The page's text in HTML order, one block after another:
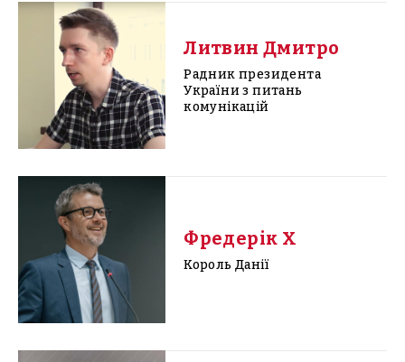
Литвин Дмитро
Радник президента
України з питань
комунікацій
Фредерік X
Король Данії